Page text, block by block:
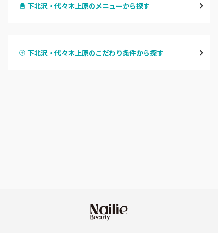
下北沢・代々木上原のメニューから探す
ハンドスカルプ
下北沢・代々木上原のこだわり条件から探す